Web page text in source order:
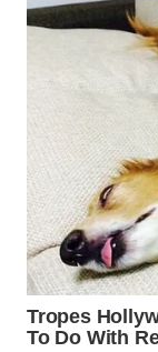
UTARA
SAMOSIR
WN
PADANG
LAWAS
WN
SUMEDANG
WN